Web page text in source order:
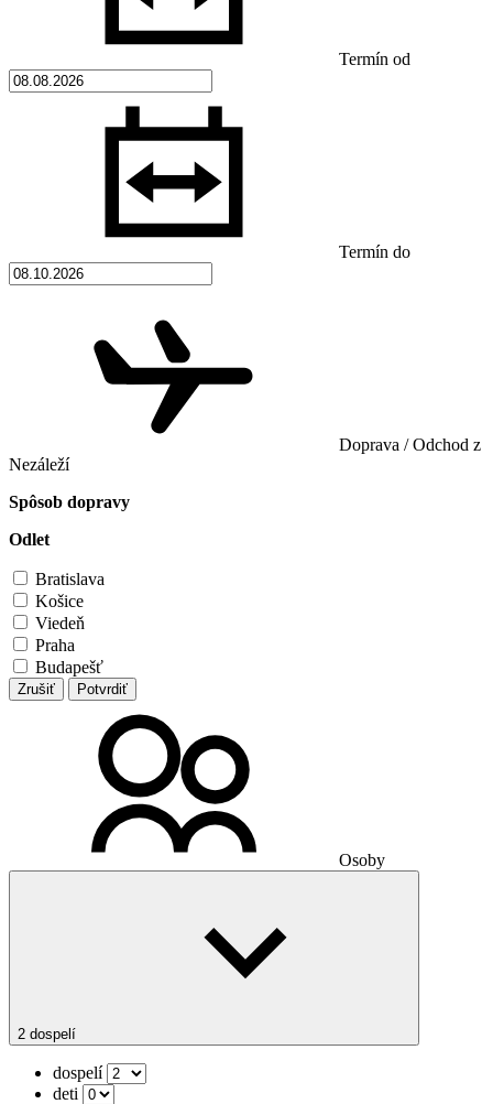
Termín od
Termín do
Doprava / Odchod z
Nezáleží
Spôsob dopravy
Odlet
Bratislava
Košice
Viedeň
Praha
Budapešť
Zrušiť Potvrdiť
Osoby
2 dospelí
dospelí
deti